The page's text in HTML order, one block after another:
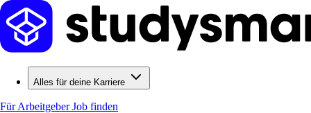
Alles für deine Karriere
Für ArbeitgeberJob finden